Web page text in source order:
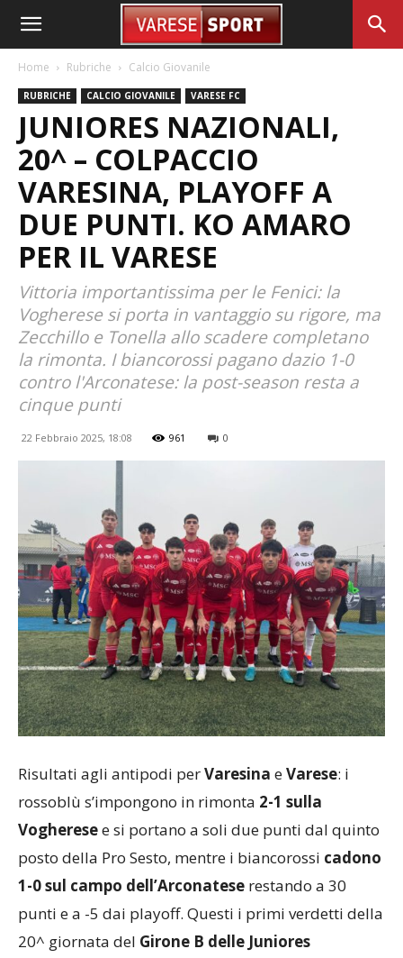
Home Rubriche Calcio Giovanile
RUBRICHE CALCIO GIOVANILE VARESE FC
JUNIORES NAZIONALI,
20^ – COLPACCIO
VARESINA, PLAYOFF A
DUE PUNTI. KO AMARO
PER IL VARESE
Vittoria importantissima per le Fenici: la
Vogherese si porta in vantaggio su rigore, ma
Zecchillo e Tonella allo scadere completano
la rimonta. I biancorossi pagano dazio 1-0
contro l'Arconatese: la post-season resta a
cinque punti
22 Febbraio 2025, 18:08 961 0
Risultati agli antipodi perVaresina eVarese: i
rossoblù s’impongono in rimonta 2-1 sulla
Vogheresee si portano a soli due punti dal quinto
posto della Pro Sesto, mentre i biancorossi cadono
1-0 sul campo dell’Arconatese restando a 30
punti e a -5 dai playoff. Questi i primi verdetti della
20^ giornata del Girone B delle Juniores